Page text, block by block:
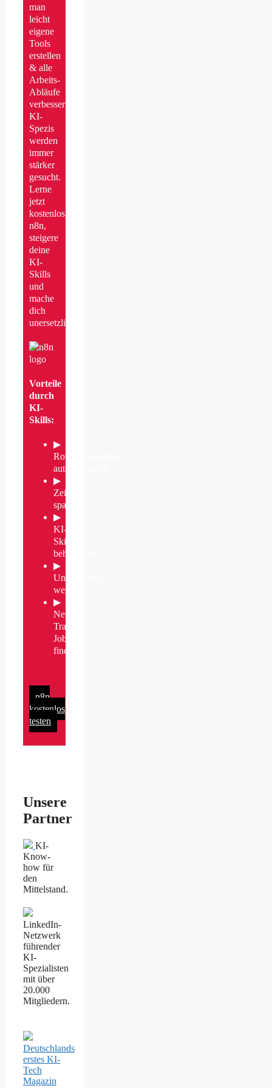
man
leicht
eigene
Tools
erstellen
& alle
Arbeits-
Abläufe
verbessern.
KI-
Spezis
werden
immer
stärker
gesucht.
Lerne
jetzt
kostenlos
n8n,
steigere
deine
KI-
Skills
und
mache
dich
unersetzlich!
Vorteile
durch
KI-
Skills:
▶
Routineaufgaben
automatisieren
▶
Zeit
sparen
▶
KI-
Skills
beherrschen
▶
Unersetzlich
werden
▶
Neuen
Traum-
Job
finden
n8n
kostenlos
testen
Unsere
Partner
KI-
Know-
how für
den
Mittelstand.
LinkedIn-
Netzwerk
führender
KI-
Spezialisten
mit über
20.000
Mitgliedern.
Deutschlands
erstes KI-
Tech
Magazin